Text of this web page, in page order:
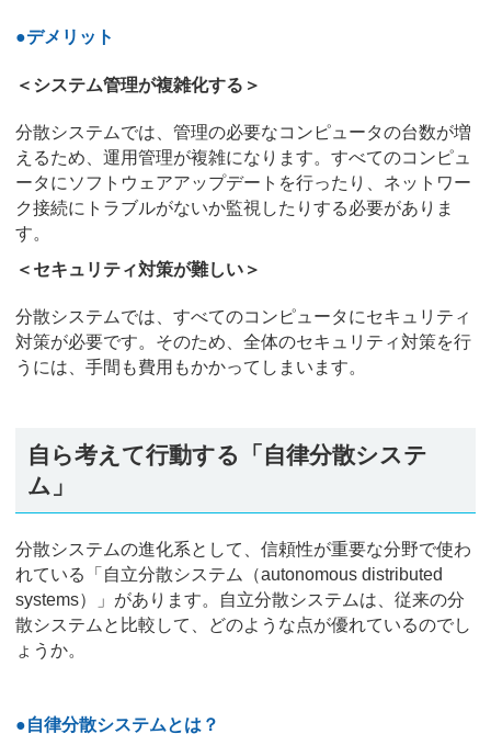
●デメリット
＜システム管理が複雑化する＞
分散システムでは、管理の必要なコンピュータの台数が増
えるため、運用管理が複雑になります。すべてのコンピュ
ータにソフトウェアアップデートを行ったり、ネットワー
ク接続にトラブルがないか監視したりする必要がありま
す。
＜セキュリティ対策が難しい＞
分散システムでは、すべてのコンピュータにセキュリティ
対策が必要です。そのため、全体のセキュリティ対策を行
うには、手間も費用もかかってしまいます。
自ら考えて行動する「自律分散システ
ム」
分散システムの進化系として、信頼性が重要な分野で使わ
れている「自立分散システム（autonomous distributed
systems）」があります。自立分散システムは、従来の分
散システムと比較して、どのような点が優れているのでし
ょうか。
●自律分散システムとは？